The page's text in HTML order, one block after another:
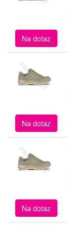
Na dotaz
Na dotaz
Na dotaz